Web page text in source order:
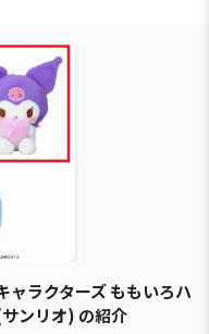
ャラクターズ ももいろハ
ンリオ) の紹介